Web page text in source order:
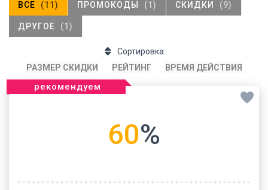
ВСЕ (11) ПРОМОКОДЫ (1) СКИДКИ (9)
ДРУГОЕ (1)
Сортировка:
РАЗМЕР СКИДКИ
РЕЙТИНГ ВРЕМЯ ДЕЙСТВИЯ
60%
рекомендуем